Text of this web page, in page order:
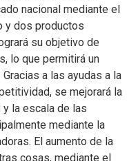
nacional mediante el
y dos productos
su objetivo de
lo que permitirá un
a las ayudas a la
se mejorará la
la escala de las
mediante la
El aumento de la
cosas, mediante el